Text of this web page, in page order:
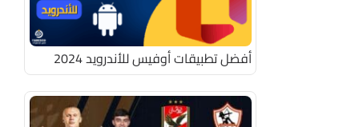
أفضل تطبيقات أوفيس للأندرويد 2024